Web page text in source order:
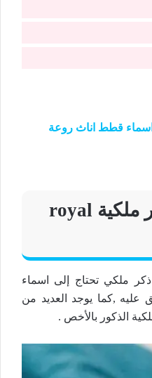
قطط اناث روعة
اسماء قطط ذكور ملكية royal
ملكي تحتاج إلى اسماء
عليه ,كما يوجد العديد من
الذكور بالأخص .